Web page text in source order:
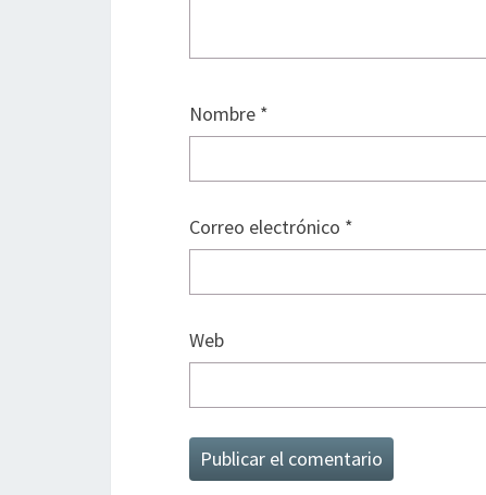
Nombre *
Correo electrónico *
Web